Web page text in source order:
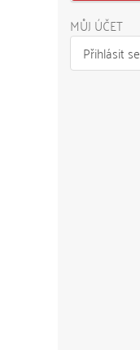
MŮJ ÚČET
Přihlásit se